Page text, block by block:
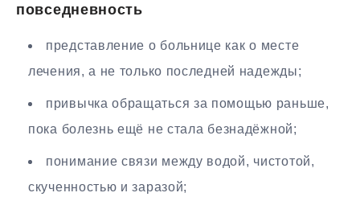
повседневность
представление о больнице как о месте
лечения, а не только последней надежды;
привычка обращаться за помощью раньше,
пока болезнь ещё не стала безнадёжной;
понимание связи между водой, чистотой,
скученностью и заразой;